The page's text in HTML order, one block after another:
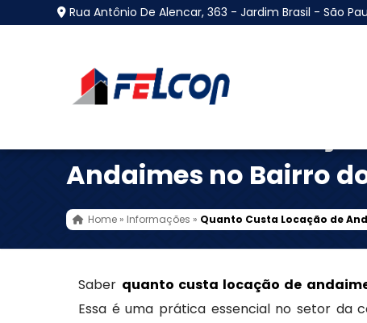
Rua Antônio De Alencar, 363 - Jardim Brasil - São
Andaimes no Bairro
Home » Informações » Quanto Custa Locação de
Saber quanto custa locação de
Essa é uma prática essencial no setor da